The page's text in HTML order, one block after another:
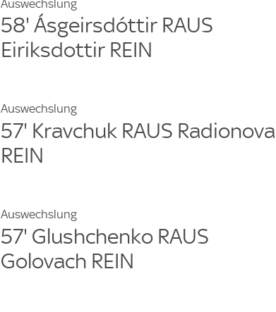
Auswechslung
58' Ásgeirsdóttir RAUS
Eiriksdottir REIN
Auswechslung
57' Kravchuk RAUS Radionova
REIN
Auswechslung
57' Glushchenko RAUS
Golovach REIN